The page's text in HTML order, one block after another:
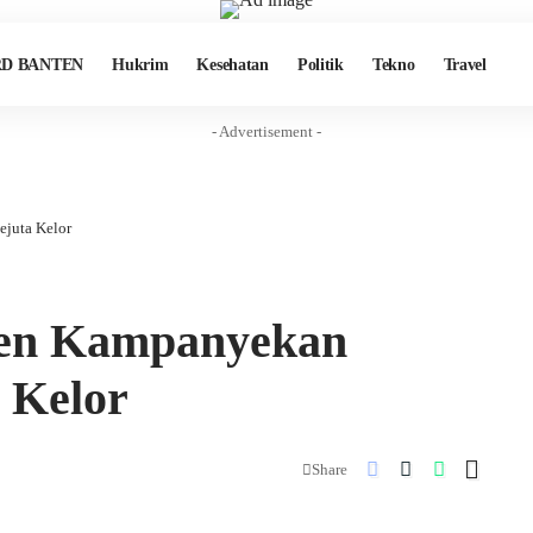
BANTEN Hukrim Kesehatan Politik Tekno Travel
- Advertisement -
Kelor
Kampanyekan
Kelor
Share